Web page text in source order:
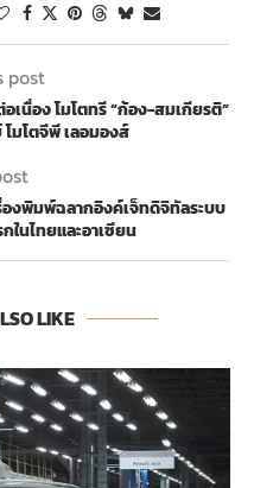
post
นื่อง โมโตทรี “ก้อง-สมเกียรติ”
มโตจีพี เลอมองส์
งพิมพ์ฉลากอิงค์เจ็ทดิจิทัลระบบ
ในไทยและอาเซียน
LIKE